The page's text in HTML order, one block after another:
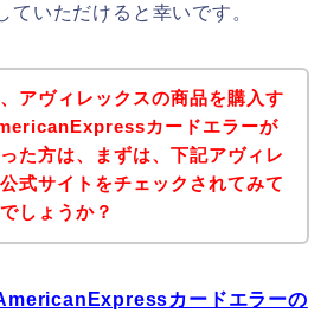
ていただけると幸いです。
アヴィレックスの商品を購入す
カードエラーが
た方は、まずは、下記アヴィレ
式サイトをチェックされてみて
しょうか？
カードエラーの